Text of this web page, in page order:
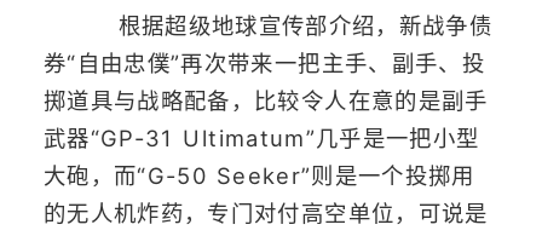
根据超级地球宣传部介绍，新战争债
券“自由忠僕”再次带来一把主手、副手、投
掷道具与战略配备，比较令人在意的是副手
武器“GP-31 Ultimatum”几乎是一把小型
大砲，而“G-50 Seeker”则是一个投掷用
的无人机炸药，专门对付高空单位，可说是